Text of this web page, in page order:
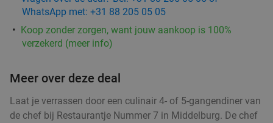
WhatsApp met: +31 88 205 05 05
Koop zonder zorgen, want jouw aankoop is 100%
verzekerd (meer info)
Meer over deze deal
Laat je verrassen door een culinair 4- of 5-gangendiner van
de chef bij Restaurantje Nummer 7 in Middelburg. De chef